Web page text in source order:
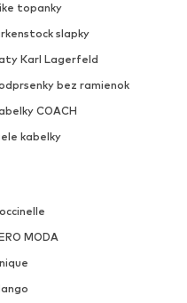
topanky
slapky
Karl Lagerfeld
bez ramienok
COACH
kabelky
MODA